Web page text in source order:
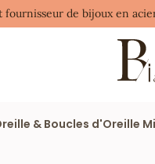
de bijoux en
& Boucles d'Oreille